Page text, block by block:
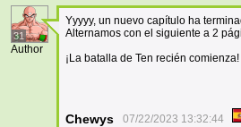
31
Author
Yyyyy, un nuevo capítulo ha
Alternamos con el siguiente a 2
¡La batalla de Ten recién comienza!
Chewys 07/22/2023 13:32:44